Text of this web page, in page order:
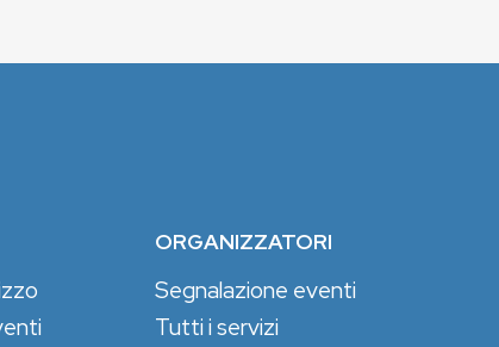
ORGANIZZATORI
Segnalazione eventi
Tutti i servizi